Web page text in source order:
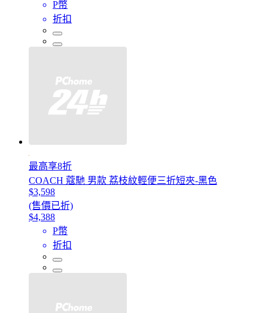
P幣
折扣
最高享8折
COACH 蔻馳 男款 荔枝紋輕便三折短夾-黑色
$3,598
(售價已折)
$4,388
P幣
折扣